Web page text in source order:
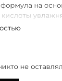
на
самую
не оставлял